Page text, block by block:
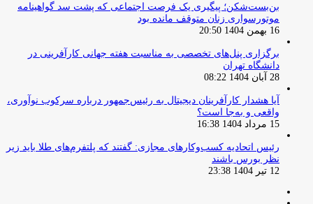
بن‌بست‌شکن؛ پیگیری یک فرصت اجتماعی که پشت سد گواهینامه
موتورسواری زنان متوقف مانده بود
16 بهمن 1404 20:50
برگزاری پنل‌های تخصصی به مناسبت هفته جهانی کارآفرینی در
دانشگاه تهران
28 آبان 1404 08:22
آیا هشدار کارآفرینان دیجیتال به رئیس‌جمهور درباره سرکوب نوآوری،
واقعی و به‌جا است؟
15 مرداد 1404 16:38
‏رئیس اتحادیه کسب‌وکارهای مجازی: گفتند که پلتفرم‌های طلا باید زیر
نظر بورس باشند
12 تیر 1404 23:38